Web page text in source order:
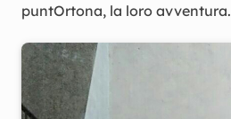
puntOrtona, la loro avventura.